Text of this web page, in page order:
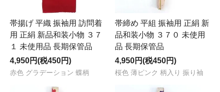
帯揚げ 平織 振袖用 訪問着
用 正絹 新品和装小物 ３７
１ 未使用品 長期保管品
4,950円(税450円)
赤色 グラデーション 蝶柄
帯締め 平組 振袖用 正絹 新
品和装小物 ３７０ 未使用
品 長期保管品
4,950円(税450円)
桜色 薄ピンク 柄入り 振り袖